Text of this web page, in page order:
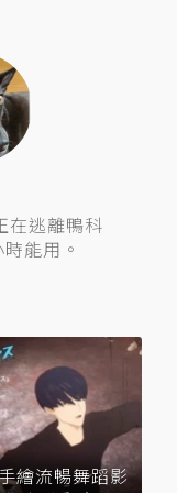
在逃離鴨科
能用。
繪流暢舞蹈影